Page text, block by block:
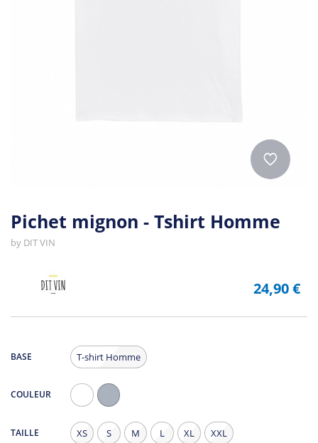
Pichet mignon - Tshirt Homme
by DIT VIN
24,90 €
BASE T-shirt Homme
COULEUR
Chiné
TAILLE XS S M L XL XXL